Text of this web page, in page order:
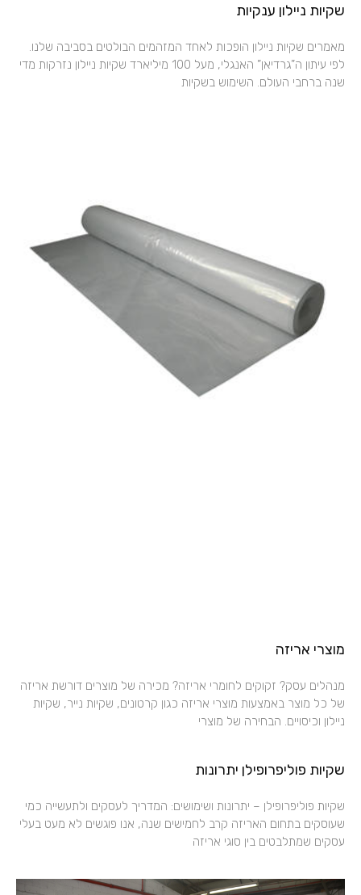
שקיות ניילון ענקיות
מאמרים שקיות ניילון הופכות לאחד המזהמים הבולטים בסביבה שלנו.
לפי עיתון ה”גרדיאן” האנגלי, מעל 100 מיליארד שקיות ניילון נזרקות מדי
שנה ברחבי העולם. השימוש בשקיות
מוצרי אריזה
מנהלים עסק? זקוקים לחומרי אריזה? מכירה של מוצרים דורשת אריזה
של כל מוצר באמצעות מוצרי אריזה כגון קרטונים, שקיות נייר, שקיות
ניילון וכיסויים. הבחירה של מוצרי
שקיות פוליפרופילן יתרונות
שקיות פוליפרופילן – יתרונות ושימושים: המדריך לעסקים ולתעשייה כמי
שעוסקים בתחום האריזה קרב לחמישים שנה, אנו פוגשים לא מעט בעלי
עסקים שמתלבטים בין סוגי אריזה